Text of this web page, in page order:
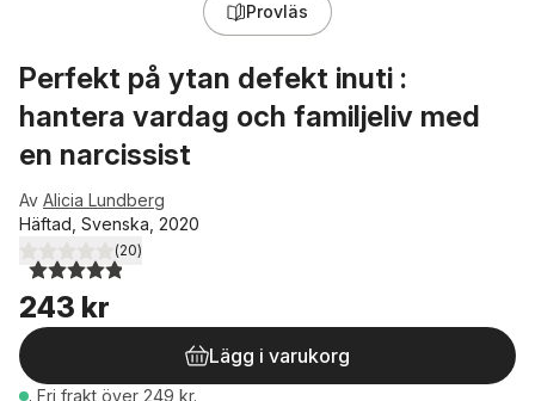
Provläs
Perfekt på ytan defekt inuti :
hantera vardag och familjeliv med
en narcissist
Av Alicia Lundberg
Häftad, Svenska, 2020
4,9utav 5 stjärnor. Totalt antal röster:
(20)
243 kr
Lägg i varukorg
. Fri frakt över 249 kr.